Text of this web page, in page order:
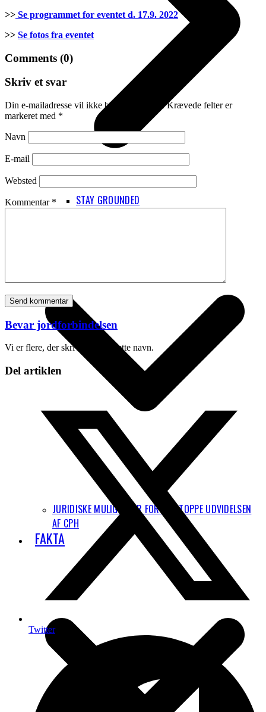
STAY GROUNDED
JURIDISKE MULIGHEDER FOR AT STOPPE UDVIDELSEN
AF CPH
FAKTA
>> Se programmet for eventet d. 17.9. 2022
>> Se fotos fra eventet
Comments (0)
Skriv et svar
Din e-mailadresse vil ikke blive publiceret. Krævede felter er
markeret med *
Navn
E-mail
Websted
Kommentar *
Bevar jordforbindelsen
Vi er flere, der skriver under dette navn.
Del artiklen
Twitter